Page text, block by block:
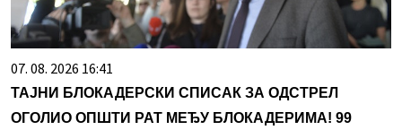
07. 08. 2026 16:41
ТАЈНИ БЛОКАДЕРСКИ СПИСАК ЗА ОДСТРЕЛ
ОГОЛИО ОПШТИ РАТ МЕЂУ БЛОКАДЕРИМА! 99